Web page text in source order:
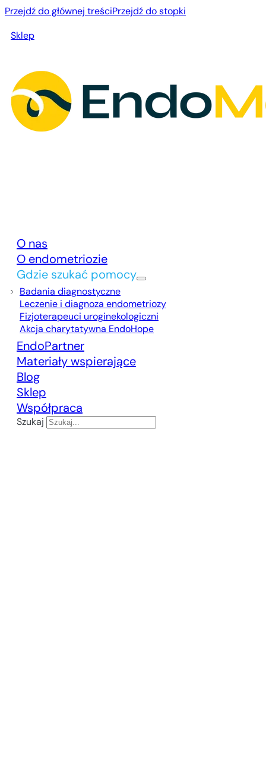
Przejdź do głównej treściPrzejdź do stopki
Sklep
O nas
O endometriozie
Gdzie szukać pomocy
Badania diagnostyczne
Leczenie i diagnoza endometriozy
Fizjoterapeuci uroginekologiczni
Akcja charytatywna EndoHope
EndoPartner
Materiały wspierające
Blog
Sklep
Współpraca
Szukaj